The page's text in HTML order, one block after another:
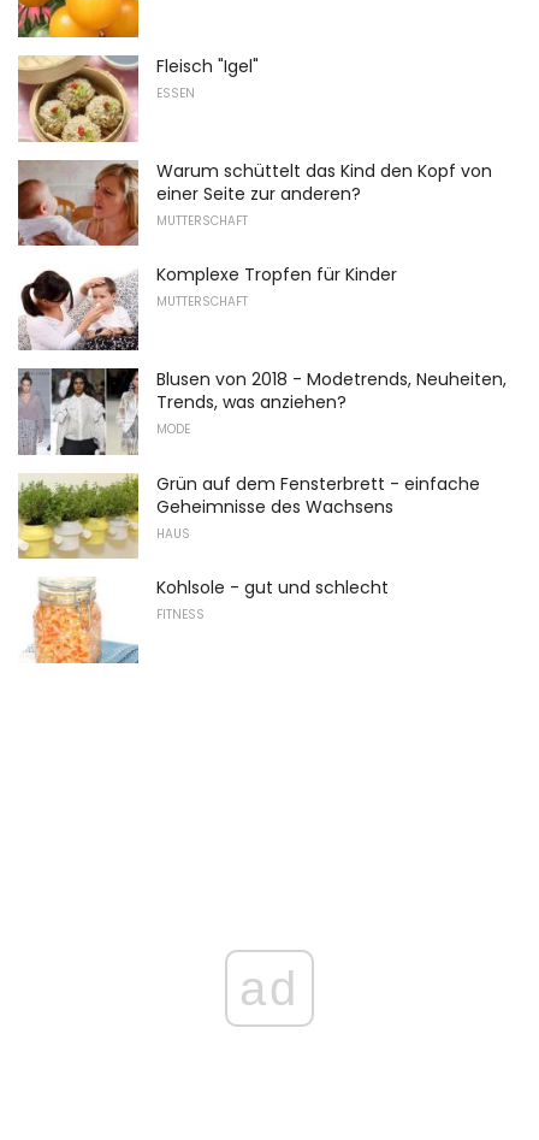
Fleisch "Igel"
ESSEN
Warum schüttelt das Kind den Kopf von
einer Seite zur anderen?
MUTTERSCHAFT
Komplexe Tropfen für Kinder
MUTTERSCHAFT
Blusen von 2018 - Modetrends, Neuheiten,
Trends, was anziehen?
MODE
Grün auf dem Fensterbrett - einfache
Geheimnisse des Wachsens
HAUS
Kohlsole - gut und schlecht
FITNESS
ad